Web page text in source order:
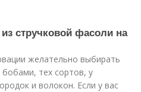
стручковой фасоли на
желательно выбирать
тех сортов, у
и волокон. Если у вас